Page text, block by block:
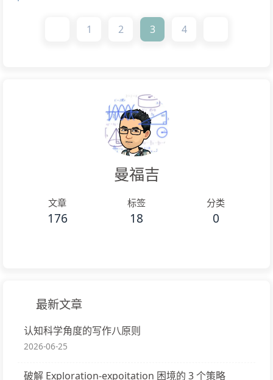
1 2 3 4
曼福吉
文章
176
标签
18
分类
0
最新文章
认知科学角度的写作八原则
2026-06-25
破解 Exploration-expoitation 困境的 3 个策略